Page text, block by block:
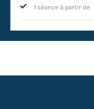
1 séance à partir de